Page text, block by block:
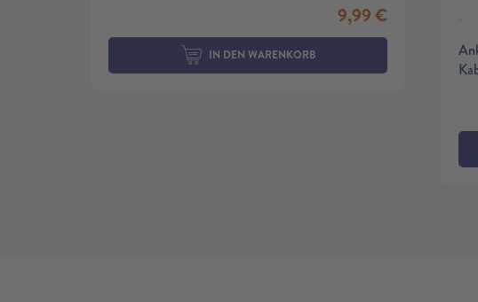
9,99€
IN DEN WARENKORB